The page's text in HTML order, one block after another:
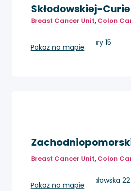
Skłodowskiej-Curie
Breast Cancer Unit, Colon
Poznań, ul. Garbary 15
Pokaż na mapie
Breast Cancer Unit, Colon
Szczecin, ul. Strzałowska 22
Pokaż na mapie